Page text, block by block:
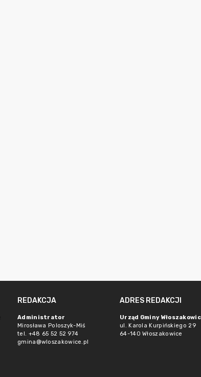
REDAKCJA
Administrator
Mirosława Poloszyk-Miś
tel. +48 65 52 52 974
gmina@wloszakowice.pl
ADRES REDAKCJI
Urząd Gminy
ul. Karola Kurpińskiego 29
64-140 Włoszakowice